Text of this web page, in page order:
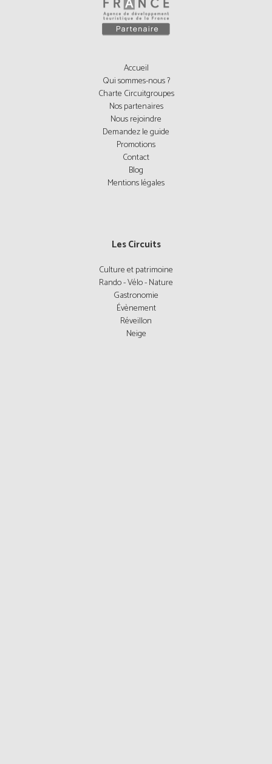
Accueil
Qui sommes-nous ?
Charte Circuitgroupes
Nos partenaires
Nous rejoindre
Demandez le guide
Promotions
Contact
Blog
Mentions légales
Les Circuits
Culture et patrimoine
Rando - Vélo - Nature
Gastronomie
Évènement
Réveillon
Neige